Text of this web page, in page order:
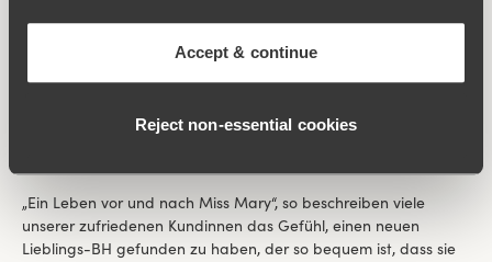
Accept & continue
Reject non‑essential cookies
Mehr als ein bh
Tragekomfort Tag für Tag
„Ein Leben vor und nach Miss Mary“, so beschreiben viele
unserer zufriedenen Kundinnen das Gefühl, einen neuen
Lieblings-BH gefunden zu haben, der so bequem ist, dass sie